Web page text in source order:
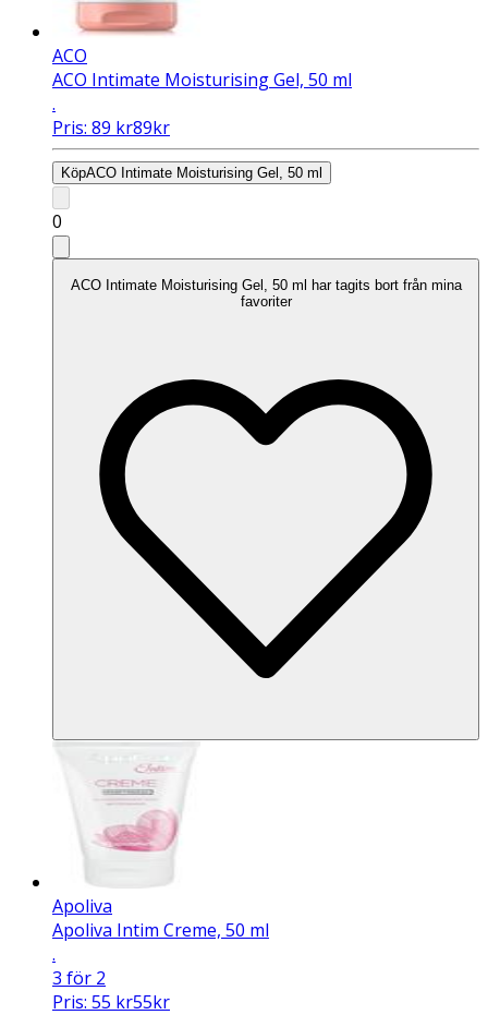
ACO
ACO Intimate Moisturising Gel, 50 ml
.
Pris: 89 kr89kr
KöpACO Intimate Moisturising Gel, 50 ml
0
ACO Intimate Moisturising Gel, 50 ml har tagits bort från mina
favoriter
Apoliva
Apoliva Intim Creme, 50 ml
.
3 för 2
Pris: 55 kr55kr